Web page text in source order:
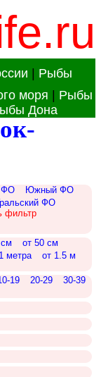
Рыбы
моря
Рыбы
Дона
ФО
Южный ФО
ФО
фильтр
от 50 см
метра
от 1.5 м
19 20-29
30-39